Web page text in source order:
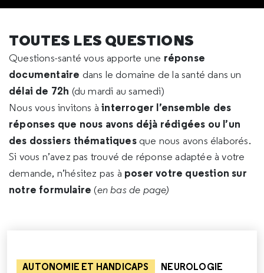
TOUTES LES QUESTIONS
Questions-santé vous apporte une réponse
documentaire dans le domaine de la santé dans un
délai de 72h (du mardi au samedi)
Nous vous invitons àinterroger l’ensemble des
réponses que nous avons déjà rédigées ou l’un
des dossiers thématiques que nous avons élaborés.
Si vous n’avez pas trouvé de réponse adaptée à votre
demande, n’hésitez pas à poser votre question sur
notre formulaire (en bas de page)
AUTONOMIE ET HANDICAPS NEUROLOGIE